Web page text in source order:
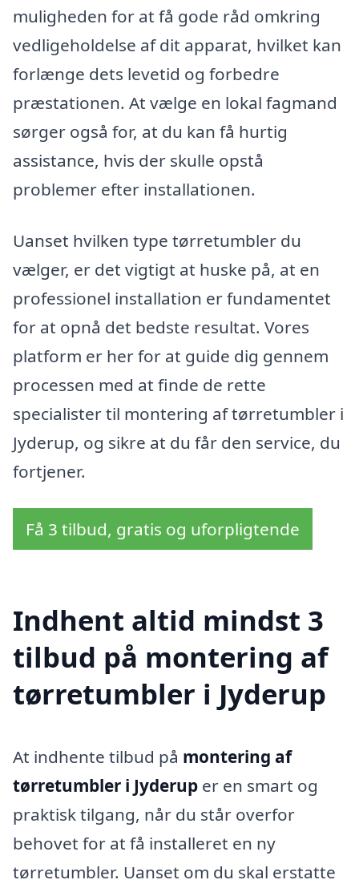
muligheden for at få gode råd omkring
vedligeholdelse af dit apparat, hvilket kan
forlænge dets levetid og forbedre
præstationen. At vælge en lokal fagmand
sørger også for, at du kan få hurtig
assistance, hvis der skulle opstå
problemer efter installationen.
Uanset hvilken type tørretumbler du
vælger, er det vigtigt at huske på, at en
professionel installation er fundamentet
for at opnå det bedste resultat. Vores
platform er her for at guide dig gennem
processen med at finde de rette
specialister til montering af tørretumbler i
Jyderup, og sikre at du får den service, du
fortjener.
Få 3 tilbud, gratis og uforpligtende
Indhent altid mindst 3
tilbud på montering af
tørretumbler i Jyderup
At indhente tilbud på montering af
tørretumbler i Jyderup er en smart og
praktisk tilgang, når du står overfor
behovet for at få installeret en ny
tørretumbler. Uanset om du skal erstatte